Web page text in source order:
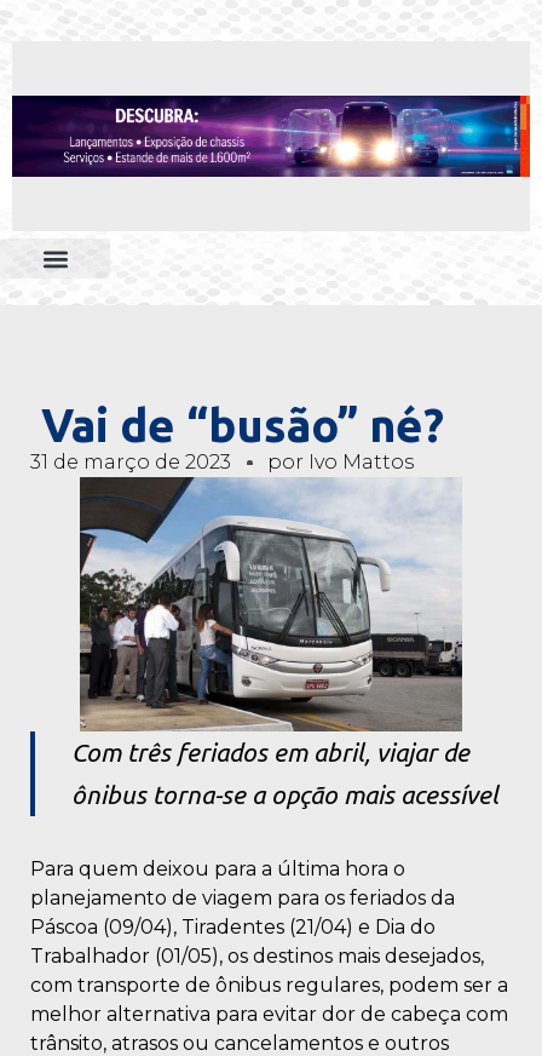
Vai de “busão” né?
31 de março de 2023 por Ivo Mattos
Com três feriados em abril, viajar de
ônibus torna-se a opção mais acessível
Para quem deixou para a última hora o
planejamento de viagem para os feriados da
Páscoa (09/04), Tiradentes (21/04) e Dia do
Trabalhador (01/05), os destinos mais desejados,
com transporte de ônibus regulares, podem ser a
melhor alternativa para evitar dor de cabeça com
trânsito, atrasos ou cancelamentos e outros